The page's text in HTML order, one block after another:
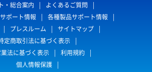
・総合案内
よくあるご質問
ポート情報
各種製品サポート情報
プレスルーム
サイトマップ
定商取引法に基づく表示
法に基づく表示
利用規約
個人情報保護